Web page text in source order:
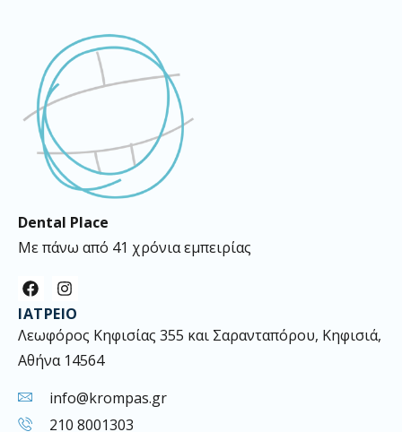
Dental Place
Με πάνω από 41 χρόνια εμπειρίας
F
a
c
e
b
o
k
I
n
s
t
a
g
a
ΙΑΤΡΕΊΟ
Λεωφόρος Κηφισίας 355 και Σαρανταπόρου, Κηφισιά,
Αθήνα 14564
info@krompas.gr
210 8001303